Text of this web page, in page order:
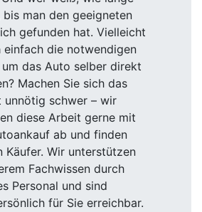
man den geeigneten
gefunden hat. Vielleicht
einfach die notwendigen
um das Auto selber direkt
Machen Sie sich das
unnötig schwer – wir
diese Arbeit gerne mit
ab und finden
Käufer. Wir unterstützen
Fachwissen durch
Personal und sind
für Sie erreichbar.